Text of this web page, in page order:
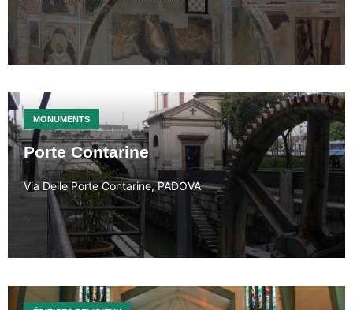
MONUMENTS
Porte Contarine
Via Delle Porte Contarine, PADOVA